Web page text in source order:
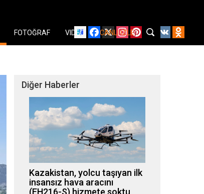
Facebook
X Instagram
PinterestYouTube
VK
FOTOĞRAF VIDEO CANLI İZLE
Diğer Haberler
Kazakistan, yolcu taşıyan ilk
insansız hava aracını
(EH216-S) hizmete soktu